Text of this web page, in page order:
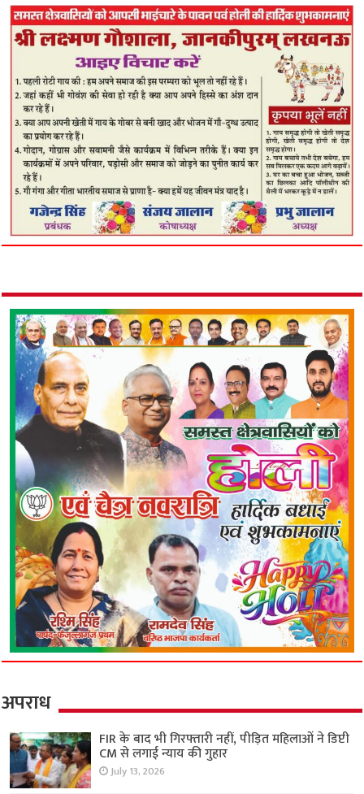
अपराध
FIR के बाद भी गिरफ्तारी नहीं, पीड़ित महिलाओं ने डिप्टी
CM से लगाई न्याय की गुहार
July 13, 2026